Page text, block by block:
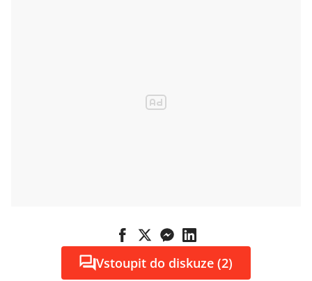
Vstoupit do diskuze (2)